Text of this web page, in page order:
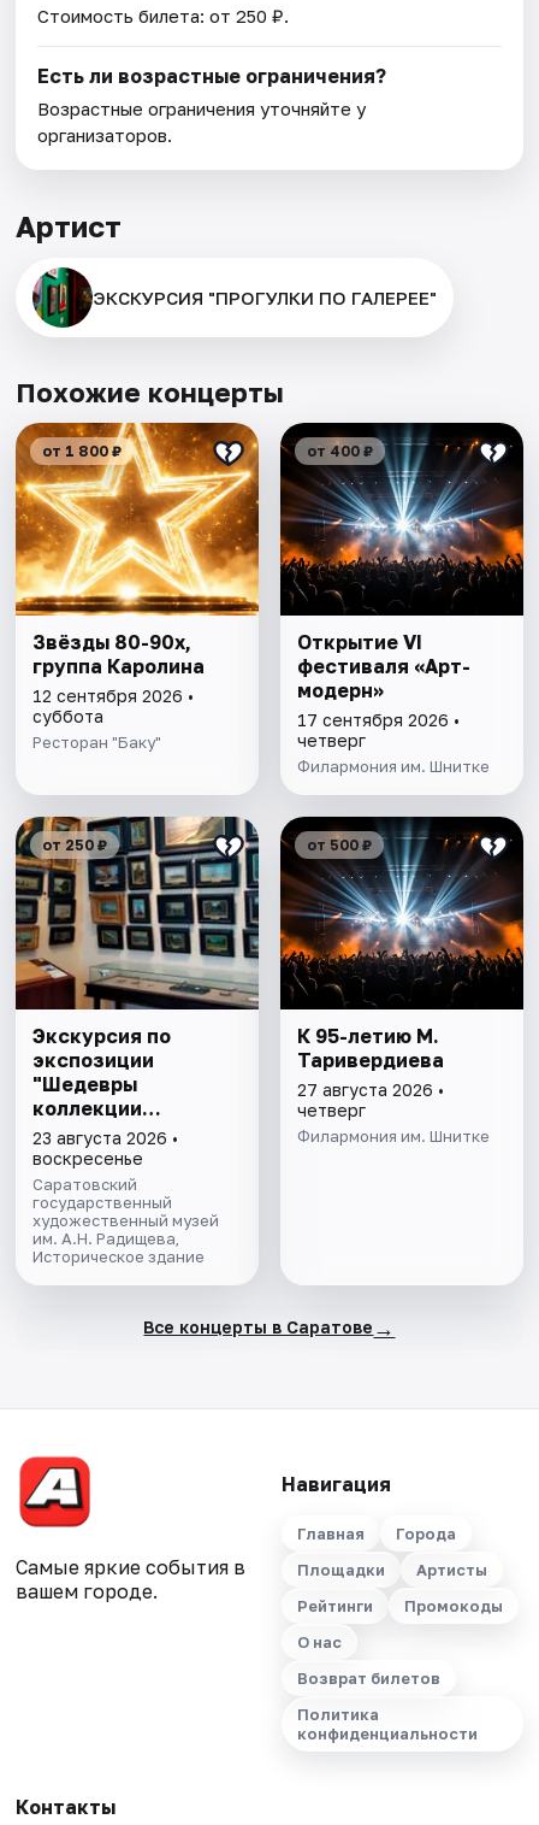
Стоимость билета: от 250 ₽.
Есть ли возрастные ограничения?
Возрастные ограничения уточняйте у
организаторов.
Артист
ЭКСКУРСИЯ "ПРОГУЛКИ ПО ГАЛЕРЕЕ"
Похожие концерты
от 1 800 ₽
Звёзды 80-90х,
группа Каролина
12 сентября 2026 •
суббота
Ресторан "Баку"
от 400 ₽
Открытие VI
фестиваля «Арт-
модерн»
17 сентября 2026 •
четверг
Филармония им. Шнитке
от 250 ₽
Экскурсия по
экспозиции
"Шедевры
коллекции
Радищевского
музея"
23 августа 2026 •
воскресенье
Саратовский
государственный
художественный музей
им. А.Н. Радищева,
Историческое здание
от 500 ₽
К 95-летию М.
Таривердиева
27 августа 2026 •
четверг
Филармония им. Шнитке
Все концерты в Саратове →
Самые яркие события в
вашем городе.
Навигация
Главная
Города
Площадки
Артисты
Рейтинги
Промокоды
О нас
Возврат билетов
Политика
конфиденциальности
Контакты